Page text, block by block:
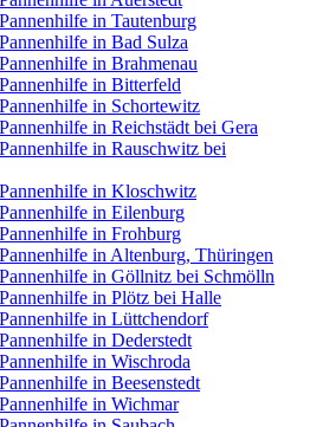
in Tautenburg
in Bad Sulza
in Brahmenau
in Bitterfeld
in Schortewitz
in Reichstädt bei Gera
in Rauschwitz bei
in Kloschwitz
in Eilenburg
in Frohburg
in Altenburg, Thüringen
in Göllnitz bei Schmölln
in Plötz bei Halle
in Lüttchendorf
in Dederstedt
in Wischroda
in Beesenstedt
in Wichmar